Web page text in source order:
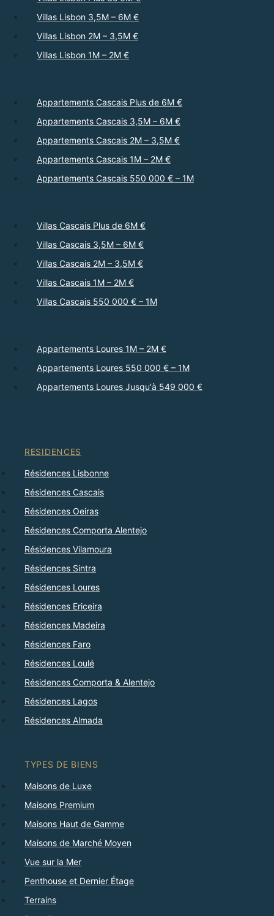
Villas Lisbon 3,5M – 6M €
Villas Lisbon 2M – 3,5M €
Villas Lisbon 1M – 2M €
Appartements Cascais Plus de 6M €
Appartements Cascais 3,5M – 6M €
Appartements Cascais 2M – 3,5M €
Appartements Cascais 1M – 2M €
Appartements Cascais 550 000 € – 1M
Villas Cascais Plus de 6M €
Villas Cascais 3,5M – 6M €
Villas Cascais 2M – 3,5M €
Villas Cascais 1M – 2M €
Villas Cascais 550 000 € – 1M
Appartements Loures 1M – 2M €
Appartements Loures 550 000 € – 1M
Appartements Loures Jusqu'à 549 000 €
RESIDENCES
Résidences Lisbonne
Résidences Cascais
Résidences Oeiras
Résidences Comporta Alentejo
Résidences Vilamoura
Résidences Sintra
Résidences Loures
Résidences Ericeira
Résidences Madeira
Résidences Faro
Résidences Loulé
Résidences Comporta & Alentejo
Résidences Lagos
Résidences Almada
TYPES DE BIENS
Maisons de Luxe
Maisons Premium
Maisons Haut de Gamme
Maisons de Marché Moyen
Vue sur la Mer
Penthouse et Dernier Étage
Terrains